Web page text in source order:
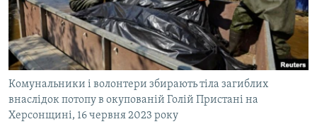
ВІДЕОУРОКИ «ELIFBE»
СВІДЧЕННЯ ОКУПАЦІЇ
УКРАЇНСЬКА ПРОБЛЕМА КРИМУ
ІНФОГРАФІКА
Русский
Qırımtatar
ДОЛУЧАЙСЯ!
Комунальники і волонтери збирають тіла загиблих
внаслідок потопу в окупованій Голій Пристані на
Херсонщині, 16 червня 2023 року